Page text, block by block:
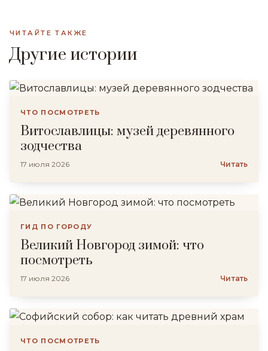
ЧИТАЙТЕ ТАКЖЕ
Другие истории
ЧТО ПОСМОТРЕТЬ
Витославлицы: музей деревянного
зодчества
17 июля 2026 Читать
ГИД ПО ГОРОДУ
Великий Новгород зимой: что
посмотреть
17 июля 2026 Читать
ЧТО ПОСМОТРЕТЬ